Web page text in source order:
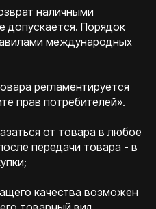
наличными
допускается. Порядок
международных
регламентируется
прав потребителей».
от товара в любое
передачи товара - в
качества возможен